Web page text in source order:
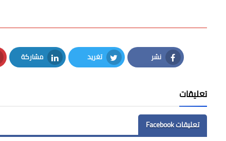
نشر
Facebook
تغريد
Twitter
مشاركة
LinkedIn
تعليقات
تعليقات Facebook